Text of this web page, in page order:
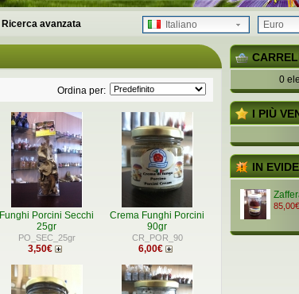
Ricerca avanzata Euro
Italiano
0
I PIÙ
IN
85,00€
Ordina per:
Funghi Porcini Secchi
25gr
PO_SEC_25gr
3,50€
Crema Funghi Porcini
90gr
CR_POR_90
6,00€